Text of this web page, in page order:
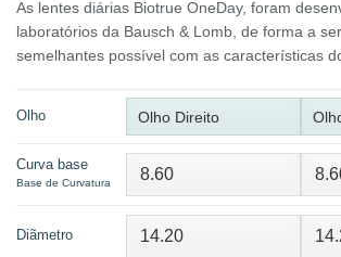
As lentes diárias Biotrue OneDay, foram
laboratórios da Bausch & Lomb, de forma a
semelhantes possível com as características
Olho Olho Direito
Curva base
Base de Curvatura
Diãmetro